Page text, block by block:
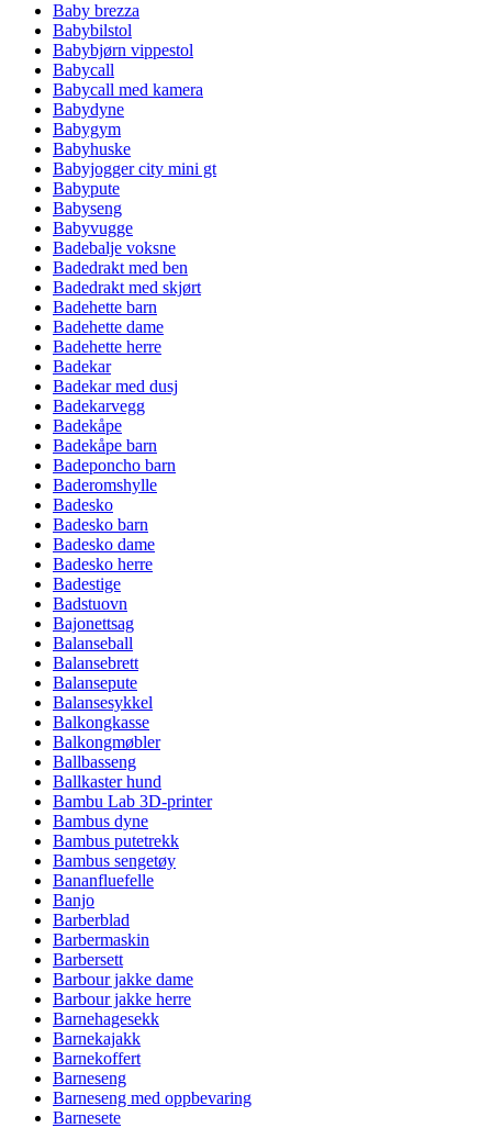
Baby brezza
Babybilstol
Babybjørn vippestol
Babycall
Babycall med kamera
Babydyne
Babygym
Babyhuske
Babyjogger city mini gt
Babypute
Babyseng
Babyvugge
Badebalje voksne
Badedrakt med ben
Badedrakt med skjørt
Badehette barn
Badehette dame
Badehette herre
Badekar
Badekar med dusj
Badekarvegg
Badekåpe
Badekåpe barn
Badeponcho barn
Baderomshylle
Badesko
Badesko barn
Badesko dame
Badesko herre
Badestige
Badstuovn
Bajonettsag
Balanseball
Balansebrett
Balansepute
Balansesykkel
Balkongkasse
Balkongmøbler
Ballbasseng
Ballkaster hund
Bambu Lab 3D-printer
Bambus dyne
Bambus putetrekk
Bambus sengetøy
Bananfluefelle
Banjo
Barberblad
Barbermaskin
Barbersett
Barbour jakke dame
Barbour jakke herre
Barnehagesekk
Barnekajakk
Barnekoffert
Barneseng
Barneseng med oppbevaring
Barnesete